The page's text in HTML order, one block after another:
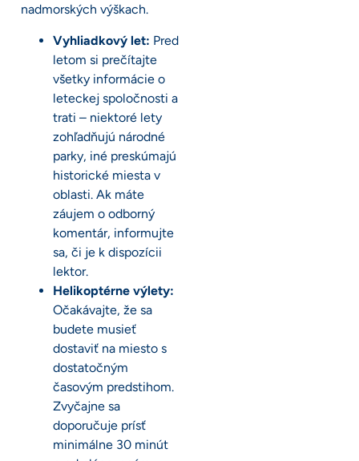
nadmorských výškach.
Vyhliadkový let: Pred
letom si prečítajte
všetky informácie o
leteckej spoločnosti a
trati – niektoré lety
zohľadňujú národné
parky, iné preskúmajú
historické miesta v
oblasti. Ak máte
záujem o odborný
komentár, informujte
sa, či je k dispozícii
lektor.
Helikoptérne výlety:
Očakávajte, že sa
budete musieť
dostaviť na miesto s
dostatočným
časovým predstihom.
Zvyčajne sa
doporučuje prísť
minimálne 30 minút